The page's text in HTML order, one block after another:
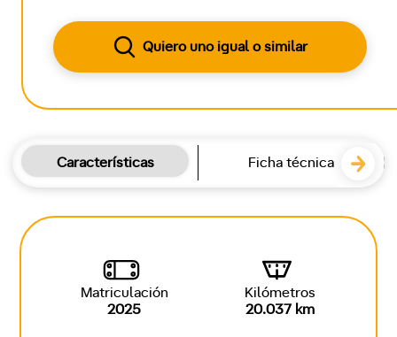
Quiero uno igual o similar
Características Ficha técnica
Matriculación
2025
Kilómetros
20.037 km